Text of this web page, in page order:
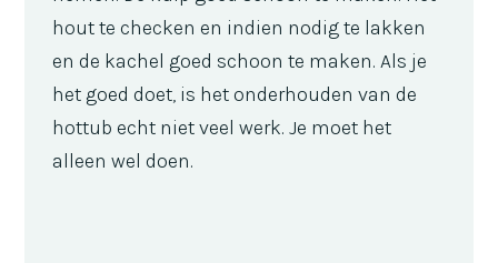
hout te checken en indien nodig te lakken
en de kachel goed schoon te maken. Als je
het goed doet, is het onderhouden van de
hottub echt niet veel werk. Je moet het
alleen wel doen.